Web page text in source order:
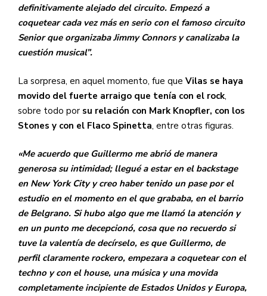
definitivamente alejado del circuito. Empezó a
coquetear cada vez más en serio con el famoso circuito
Senior que organizaba Jimmy Connors y canalizaba la
cuestión musical”.
La sorpresa, en aquel momento, fue que Vilas se haya
movido del fuerte arraigo que tenía con el rock,
sobre todo por su relación con Mark Knopfler, con los
Stones y con el Flaco Spinetta, entre otras figuras.
«Me acuerdo que Guillermo me abrió de manera
generosa su intimidad; llegué a estar en el backstage
en New York City y creo haber tenido un pase por el
estudio en el momento en el que grababa, en el barrio
de Belgrano. Si hubo algo que me llamó la atención y
en un punto me decepcionó, cosa que no recuerdo si
tuve la valentía de decírselo, es que Guillermo, de
perfil claramente rockero, empezara a coquetear con el
techno y con el house, una música y una movida
completamente incipiente de Estados Unidos y Europa,